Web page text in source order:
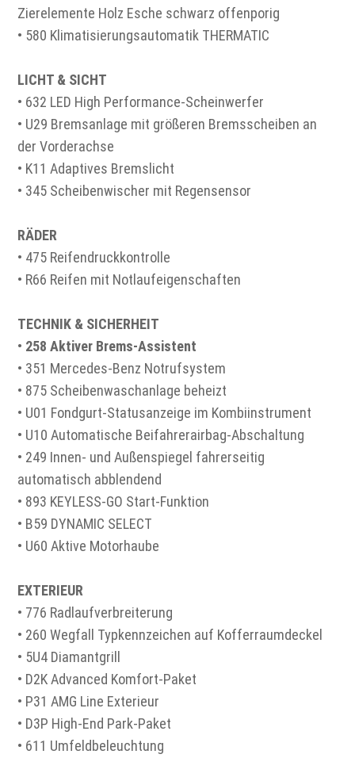
Zierelemente Holz Esche schwarz offenporig
• 580 Klimatisierungsautomatik THERMATIC
LICHT & SICHT
• 632 LED High Performance-Scheinwerfer
• U29 Bremsanlage mit größeren Bremsscheiben an
der Vorderachse
• K11 Adaptives Bremslicht
• 345 Scheibenwischer mit Regensensor
RÄDER
• 475 Reifendruckkontrolle
• R66 Reifen mit Notlaufeigenschaften
TECHNIK & SICHERHEIT
• 258 Aktiver Brems-Assistent
• 351 Mercedes-Benz Notrufsystem
• 875 Scheibenwaschanlage beheizt
• U01 Fondgurt-Statusanzeige im Kombiinstrument
• U10 Automatische Beifahrerairbag-Abschaltung
• 249 Innen- und Außenspiegel fahrerseitig
automatisch abblendend
• 893 KEYLESS-GO Start-Funktion
• B59 DYNAMIC SELECT
• U60 Aktive Motorhaube
EXTERIEUR
• 776 Radlaufverbreiterung
• 260 Wegfall Typkennzeichen auf Kofferraumdeckel
• 5U4 Diamantgrill
• D2K Advanced Komfort-Paket
• P31 AMG Line Exterieur
• D3P High-End Park-Paket
• 611 Umfeldbeleuchtung